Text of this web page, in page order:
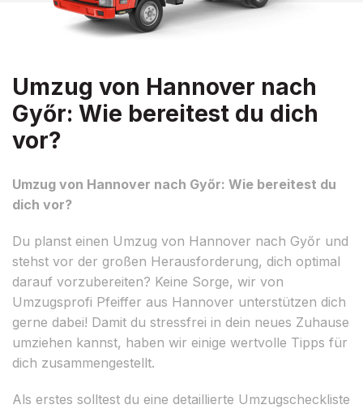
Umzug von Hannover nach
Győr: Wie bereitest du dich
vor?
Umzug von Hannover nach Győr: Wie bereitest du
dich vor?
Du planst einen Umzug von Hannover nach Győr und
stehst vor der großen Herausforderung, dich optimal
darauf vorzubereiten? Keine Sorge, wir von
Umzugsprofi Pfeiffer aus Hannover unterstützen dich
gerne dabei! Damit du stressfrei in dein neues Zuhause
umziehen kannst, haben wir einige wertvolle Tipps für
dich zusammengestellt.
Als erstes solltest du eine detaillierte Umzugscheckliste